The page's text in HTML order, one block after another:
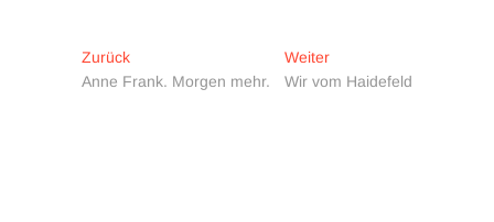
Beitragsnavigation
ZurückVorheriger
Beitrag:
Anne Frank. Morgen mehr.
WeiterNächster
Beitrag:
Wir vom Haidefeld